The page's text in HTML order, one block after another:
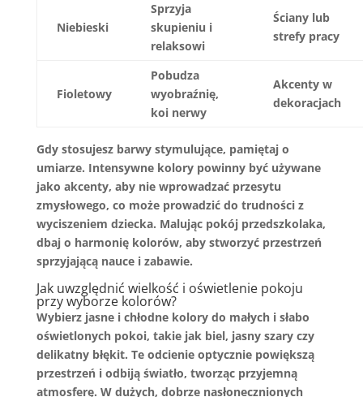
Niebieski
Sprzyja
skupieniu i
relaksowi
Ściany lub
strefy pracy
Fioletowy
Pobudza
wyobraźnię,
koi nerwy
Akcenty w
dekoracjach
Gdy stosujesz barwy stymulujące, pamiętaj o
umiarze. Intensywne kolory powinny być używane
jako akcenty, aby nie wprowadzać przesytu
zmysłowego, co może prowadzić do trudności z
wyciszeniem dziecka. Malując pokój przedszkolaka,
dbaj o harmonię kolorów, aby stworzyć przestrzeń
sprzyjającą nauce i zabawie.
Jak uwzględnić wielkość i oświetlenie pokoju
przy wyborze kolorów?
Wybierz jasnei chłodne kolorydo małych i słabo
oświetlonych pokoi, takie jak biel, jasny szary czy
delikatny błękit. Te odcienie optycznie powiększą
przestrzeń i odbiją światło, tworząc przyjemną
atmosferę. W dużych, dobrze nasłonecznionych